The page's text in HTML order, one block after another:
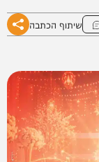
שיתוף הכתבה